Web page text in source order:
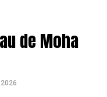
de Moha